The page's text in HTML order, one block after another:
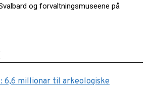
og forvaltningsmuseene på
6,6 millionar til arkeologiske